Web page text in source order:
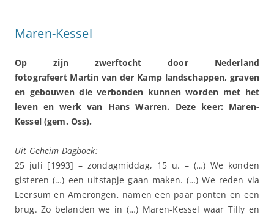
Maren-Kessel
Op zijn zwerftocht door Nederland
fotografeert Martin van der Kamp landschappen, graven
en gebouwen die verbonden kunnen worden met het
leven en werk van Hans Warren. Deze keer: Maren-
Kessel (gem. Oss).
Uit Geheim Dagboek:
25 juli [1993] – zondagmiddag, 15 u. – (…) We konden
gisteren (…) een uitstapje gaan maken. (…) We reden via
Leersum en Amerongen, namen een paar ponten en een
brug. Zo belanden we in (…) Maren-Kessel waar Tilly en